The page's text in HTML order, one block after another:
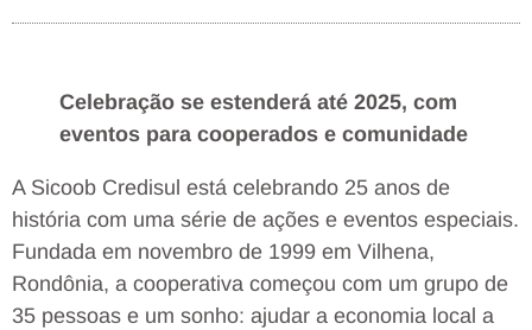
Celebração se estenderá até 2025, com
eventos para cooperados e comunidade
A Sicoob Credisul está celebrando 25 anos de
história com uma série de ações e eventos especiais.
Fundada em novembro de 1999 em Vilhena,
Rondônia, a cooperativa começou com um grupo de
35 pessoas e um sonho: ajudar a economia local a